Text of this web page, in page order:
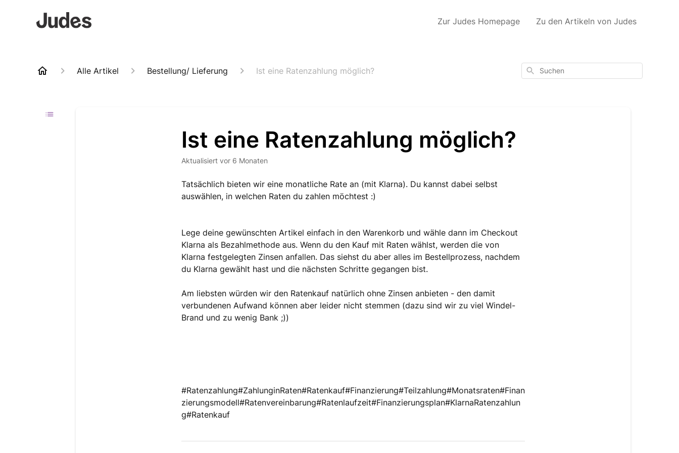
Zur Judes Homepage Zu den Artikeln von Judes
Alle Artikel Bestellung/ Lieferung Ist eine Ratenzahlung möglich? Suchen
Ist eine Ratenzahlung möglich?
Aktualisiert vor 6 Monaten
Tatsächlich bieten wir eine monatliche Rate an (mit Klarna). Du kannst dabei selbst
auswählen, in welchen Raten du zahlen möchtest :)
Lege deine gewünschten Artikel einfach in den Warenkorb und wähle dann im Checkout
Klarna als Bezahlmethode aus. Wenn du den Kauf mit Raten wählst, werden die von
Klarna festgelegten Zinsen anfallen. Das siehst du aber alles im Bestellprozess, nachdem
du Klarna gewählt hast und die nächsten Schritte gegangen bist.
Am liebsten würden wir den Ratenkauf natürlich ohne Zinsen anbieten - den damit
verbundenen Aufwand können aber leider nicht stemmen (dazu sind wir zu viel Windel-
Brand und zu wenig Bank ;))
#Ratenzahlung#ZahlunginRaten#Ratenkauf#Finanzierung#Teilzahlung#Monatsraten#Finan
zierungsmodell#Ratenvereinbarung#Ratenlaufzeit#Finanzierungsplan#KlarnaRatenzahlun
g#Ratenkauf